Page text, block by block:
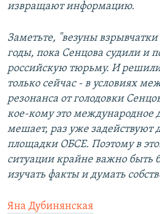
извращают информацию.
Заметьте, "везуны
годы, пока Сенцова судили и
российскую тюрьму. И решили
только сейчас - в условиях
резонанса от голодовки
кое-кому это международное
мешает, раз уже задействуют
площадки ОБСЕ. Поэтому в
ситуации крайне важно быть
изучать факты и думать
Яна Дубинянская